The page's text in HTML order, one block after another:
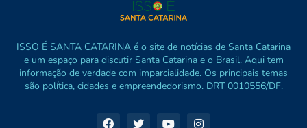
ISSO É SANTA CATARINA é o site de notícias de Santa Catarina
e um espaço para discutir Santa Catarina e o Brasil. Aqui tem
informação de verdade com imparcialidade. Os principais temas
são política, cidades e empreendedorismo. DRT 0010556/DF.